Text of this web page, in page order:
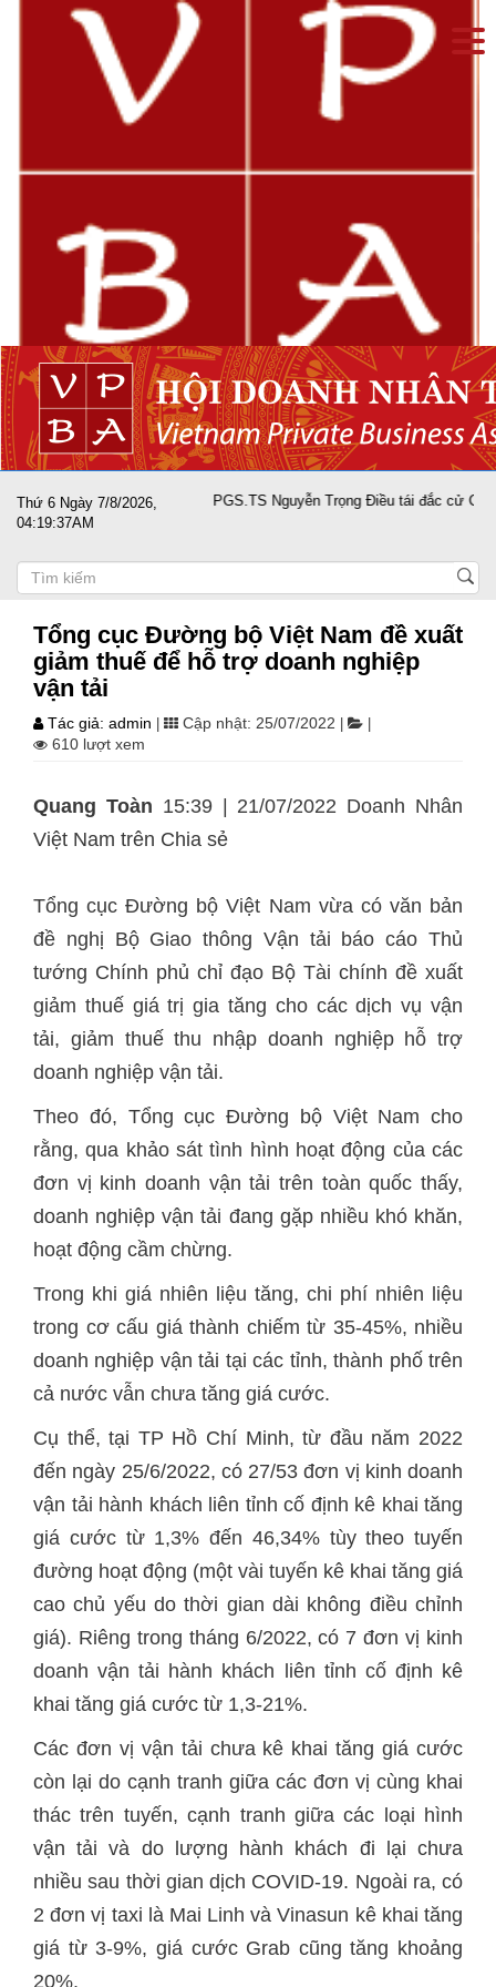
Thứ 6 Ngày 7/8/2026,
04:19:37AM
nghiệp vượt sóng gió PGS.TS Nguyễn Trọng Điều tái đắc cử Chủ
Tổng cục Đường bộ Việt Nam đề xuất
giảm thuế để hỗ trợ doanh nghiệp
vận tải
Tác giả: admin Cập nhật: 25/07/2022
610 lượt xem
Quang Toàn 15:39 | 21/07/2022 Doanh Nhân
Việt Nam trên Chia sẻ
Tổng cục Đường bộ Việt Nam vừa có văn bản
đề nghị Bộ Giao thông Vận tải báo cáo Thủ
tướng Chính phủ chỉ đạo Bộ Tài chính đề xuất
giảm thuế giá trị gia tăng cho các dịch vụ vận
tải, giảm thuế thu nhập doanh nghiệp hỗ trợ
doanh nghiệp vận tải.
Theo đó, Tổng cục Đường bộ Việt Nam cho
rằng, qua khảo sát tình hình hoạt động của các
đơn vị kinh doanh vận tải trên toàn quốc thấy,
doanh nghiệp vận tải đang gặp nhiều khó khăn,
hoạt động cầm chừng.
Trong khi giá nhiên liệu tăng, chi phí nhiên liệu
trong cơ cấu giá thành chiếm từ 35-45%, nhiều
doanh nghiệp vận tải tại các tỉnh, thành phố trên
cả nước vẫn chưa tăng giá cước.
Cụ thể, tại TP Hồ Chí Minh, từ đầu năm 2022
đến ngày 25/6/2022, có 27/53 đơn vị kinh doanh
vận tải hành khách liên tỉnh cố định kê khai tăng
giá cước từ 1,3% đến 46,34% tùy theo tuyến
đường hoạt động (một vài tuyến kê khai tăng giá
cao chủ yếu do thời gian dài không điều chỉnh
giá). Riêng trong tháng 6/2022, có 7 đơn vị kinh
doanh vận tải hành khách liên tỉnh cố định kê
khai tăng giá cước từ 1,3-21%.
Các đơn vị vận tải chưa kê khai tăng giá cước
còn lại do cạnh tranh giữa các đơn vị cùng khai
thác trên tuyến, cạnh tranh giữa các loại hình
vận tải và do lượng hành khách đi lại chưa
nhiều sau thời gian dịch COVID-19. Ngoài ra, có
2 đơn vị taxi là Mai Linh và Vinasun kê khai tăng
giá từ 3-9%, giá cước Grab cũng tăng khoảng
20%.